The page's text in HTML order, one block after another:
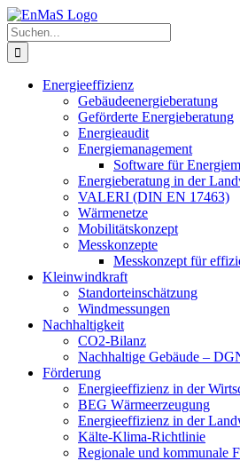
Zum
Inhalt
springen
Suche
nach:
Energieeffizienz
Gebäudeenergieberatung
Geförderte Energieberatung
Energieaudit
Energiemanagement
Software für
Energieberatung in der
VALERI (DIN EN 17463)
Wärmenetze
Mobilitätskonzept
Messkonzepte
Messkonzept für
Kleinwindkraft
Standorteinschätzung
Windmessungen
Nachhaltigkeit
CO2-Bilanz
Nachhaltige Gebäude –
Förderung
Energieeffizienz in der
BEG Wärmeerzeugung
Energieeffizienz in der
Kälte-Klima-Richtlinie
Regionale und kommunale